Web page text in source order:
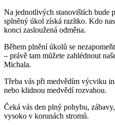
Na jednotlivých stanovištích bude
splněný úkol získá razítko. Kdo
konci zasloužená odměna.
Během plnění úkolů se
– právě tam můžete zahlédnout
Michala.
Třeba vás při medvědím výcviku
nebo klidnou medvědí rozvahou.
Čeká vás den plný pohybu,
vysoko v korunách stromů.